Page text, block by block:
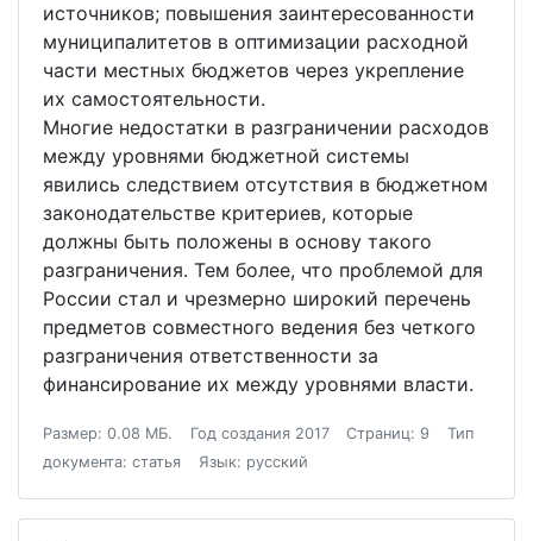
источников; повышения заинтересованности
муниципалитетов в оптимизации расходной
части местных бюджетов через укрепление
их самостоятельности.
Многие недостатки в разграничении расходов
между уровнями бюджетной системы
явились следствием отсутствия в бюджетном
законодательстве критериев, которые
должны быть положены в основу такого
разграничения. Тем более, что проблемой для
России стал и чрезмерно широкий перечень
предметов совместного ведения без четкого
разграничения ответственности за
финансирование их между уровнями власти.
Размер: 0.08 МБ. Год создания 2017 Страниц: 9
Тип
документа: статья
Язык: русский